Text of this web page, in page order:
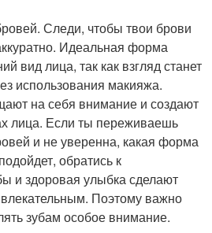
Следи, чтобы твои брови
Идеальная форма
вид лица, так как взгляд станет
использования макияжа.
на себя внимание и создают
лица. Если ты переживаешь
и не уверенна, какая форма
обратись к
и здоровая улыбка сделают
Поэтому важно
зубам особое внимание.